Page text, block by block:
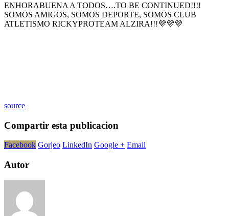
ENHORABUENA A TODOS….TO BE CONTINUED!!!!
SOMOS AMIGOS, SOMOS DEPORTE, SOMOS CLUB
ATLETISMO RICKYPROTEAM ALZIRA!!!💜💜💜
source
Compartir esta publicacion
Facebook Gorjeo LinkedIn Google + Email
Autor